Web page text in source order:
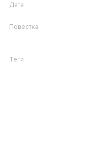
Дата
Повестка
Теги